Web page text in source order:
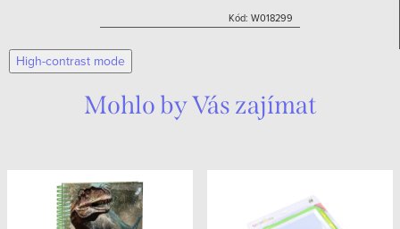
Kód: W018299
High-contrast mode
Mohlo by Vás zajímat